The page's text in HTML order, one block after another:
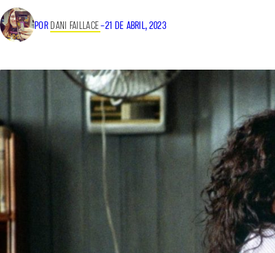
POR DANI FAILLACE–21 DE ABRIL, 2023